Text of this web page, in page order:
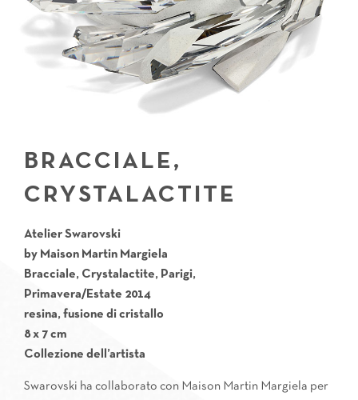
BRACCIALE,
CRYSTALACTITE
Atelier Swarovski
by Maison Martin Margiela
Bracciale, Crystalactite, Parigi,
Primavera/Estate 2014
resina, fusione di cristallo
8 x 7 cm
Collezione dell’artista
Swarovski ha collaborato con Maison Martin Margiela per